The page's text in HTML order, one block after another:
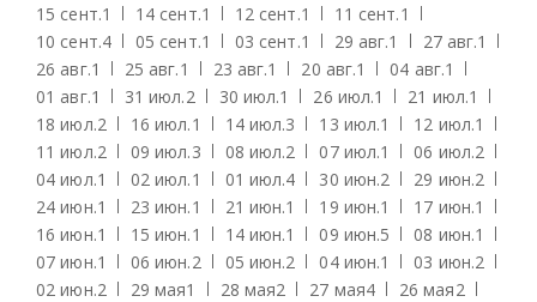
15 сент.1 14 сент.1 12 сент.1 11 сент.1
10 сент.4 05 сент.1 03 сент.1 29 авг.1 27 авг.1
26 авг.1 25 авг.1 23 авг.1 20 авг.1 04 авг.1
01 авг.1 31 июл.2 30 июл.1 26 июл.1 21 июл.1
18 июл.2 16 июл.1 14 июл.3 13 июл.1 12 июл.1
11 июл.2 09 июл.3 08 июл.2 07 июл.1 06 июл.2
04 июл.1 02 июл.1 01 июл.4 30 июн.2 29 июн.2
24 июн.1 23 июн.1 21 июн.1 19 июн.1 17 июн.1
16 июн.1 15 июн.1 14 июн.1 09 июн.5 08 июн.1
07 июн.1 06 июн.2 05 июн.2 04 июн.1 03 июн.2
02 июн.2 29 мая1 28 мая2 27 мая4 26 мая2